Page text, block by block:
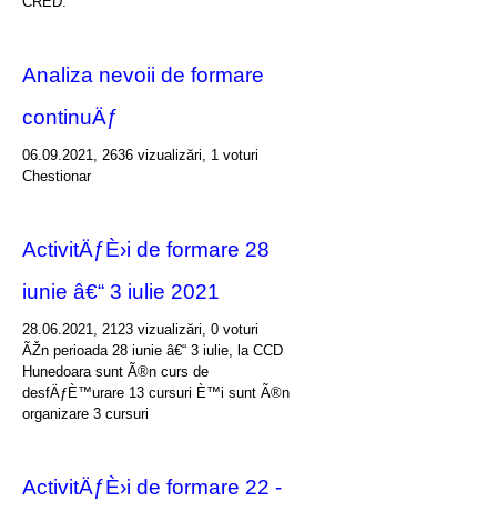
Analiza nevoii de formare
continuÄƒ
06.09.2021, 2636 vizualizări, 1 voturi
Chestionar
ActivitÄƒÈ›i de formare 28
iunie â€“ 3 iulie 2021
28.06.2021, 2123 vizualizări, 0 voturi
ÃŽn perioada 28 iunie â€“ 3 iulie, la CCD
Hunedoara sunt Ã®n curs de
desfÄƒÈ™urare 13 cursuri È™i sunt Ã®n
organizare 3 cursuri
ActivitÄƒÈ›i de formare 22 -